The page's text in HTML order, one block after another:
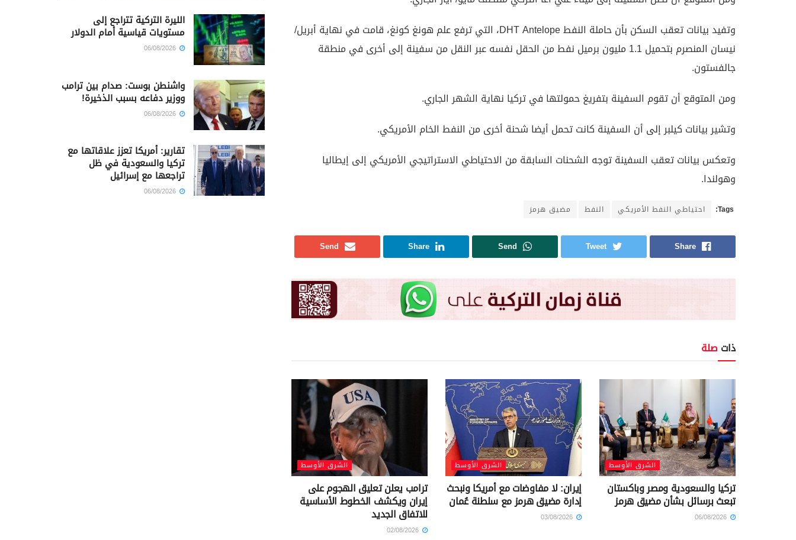
وتفيد بيانات تعقب السكن بأن حاملة النفط DHT Antelope، التي ترفع علم هونغ كونغ، قامت في نهاية أبريل/
نيسان المنصرم بتحميل 1.1 مليون برميل نفط من الحقل نفسه عبر النقل من سفينة إلى أخرى في منطقة
جالفستون.
ومن المتوقع أن تقوم السفينة بتفريغ حمولتها في تركيا نهاية الشهر الجاري.
وتشير بيانات كيلبر إلى أن السفينة كانت تحمل أيضا شحنة أخرى من النفط الخام الأمريكي.
وتعكس بيانات تعقب السفينة توجه الشحنات السابقة من الاحتياطي الاستراتيجي الأمريكي إلى إيطاليا
وهولندا.
Tags: احتياطي النفط الأمريكي النفط مضيق هرمز
Share
Tweet
Send
Share
Send
ذات صلة
الشرق الأوسط
تركيا والسعودية ومصر وباكستان
تبعث برسائل بشأن مضيق هرمز
الشرق الأوسط
إيران: لا مفاوضات مع أمريكا ونبحث
إدارة مضيق هرمز مع سلطنة عُمان
الشرق الأوسط
ترامب يعلن تعليق الهجوم على
إيران ويكشف الخطوط الأساسية
للاتفاق الجديد
الليرة التركية تتراجع إلى
مستويات قياسية أمام الدولار
واشنطن بوست: صدام بين ترامب
ووزير دفاعه بسبب الذخيرة!
تقارير: أمريكا تعزز علاقاتها مع
تركيا والسعودية في ظل
تراجعها مع إسرائيل